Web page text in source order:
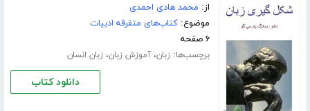
از: محمد هادی احمدی
موضوع:کتاب‌های متفرقه ادبیات
۶ صفحه
برچسب‌ها: زبان،آموزش زبان، زبان انسان
دانلود کتاب